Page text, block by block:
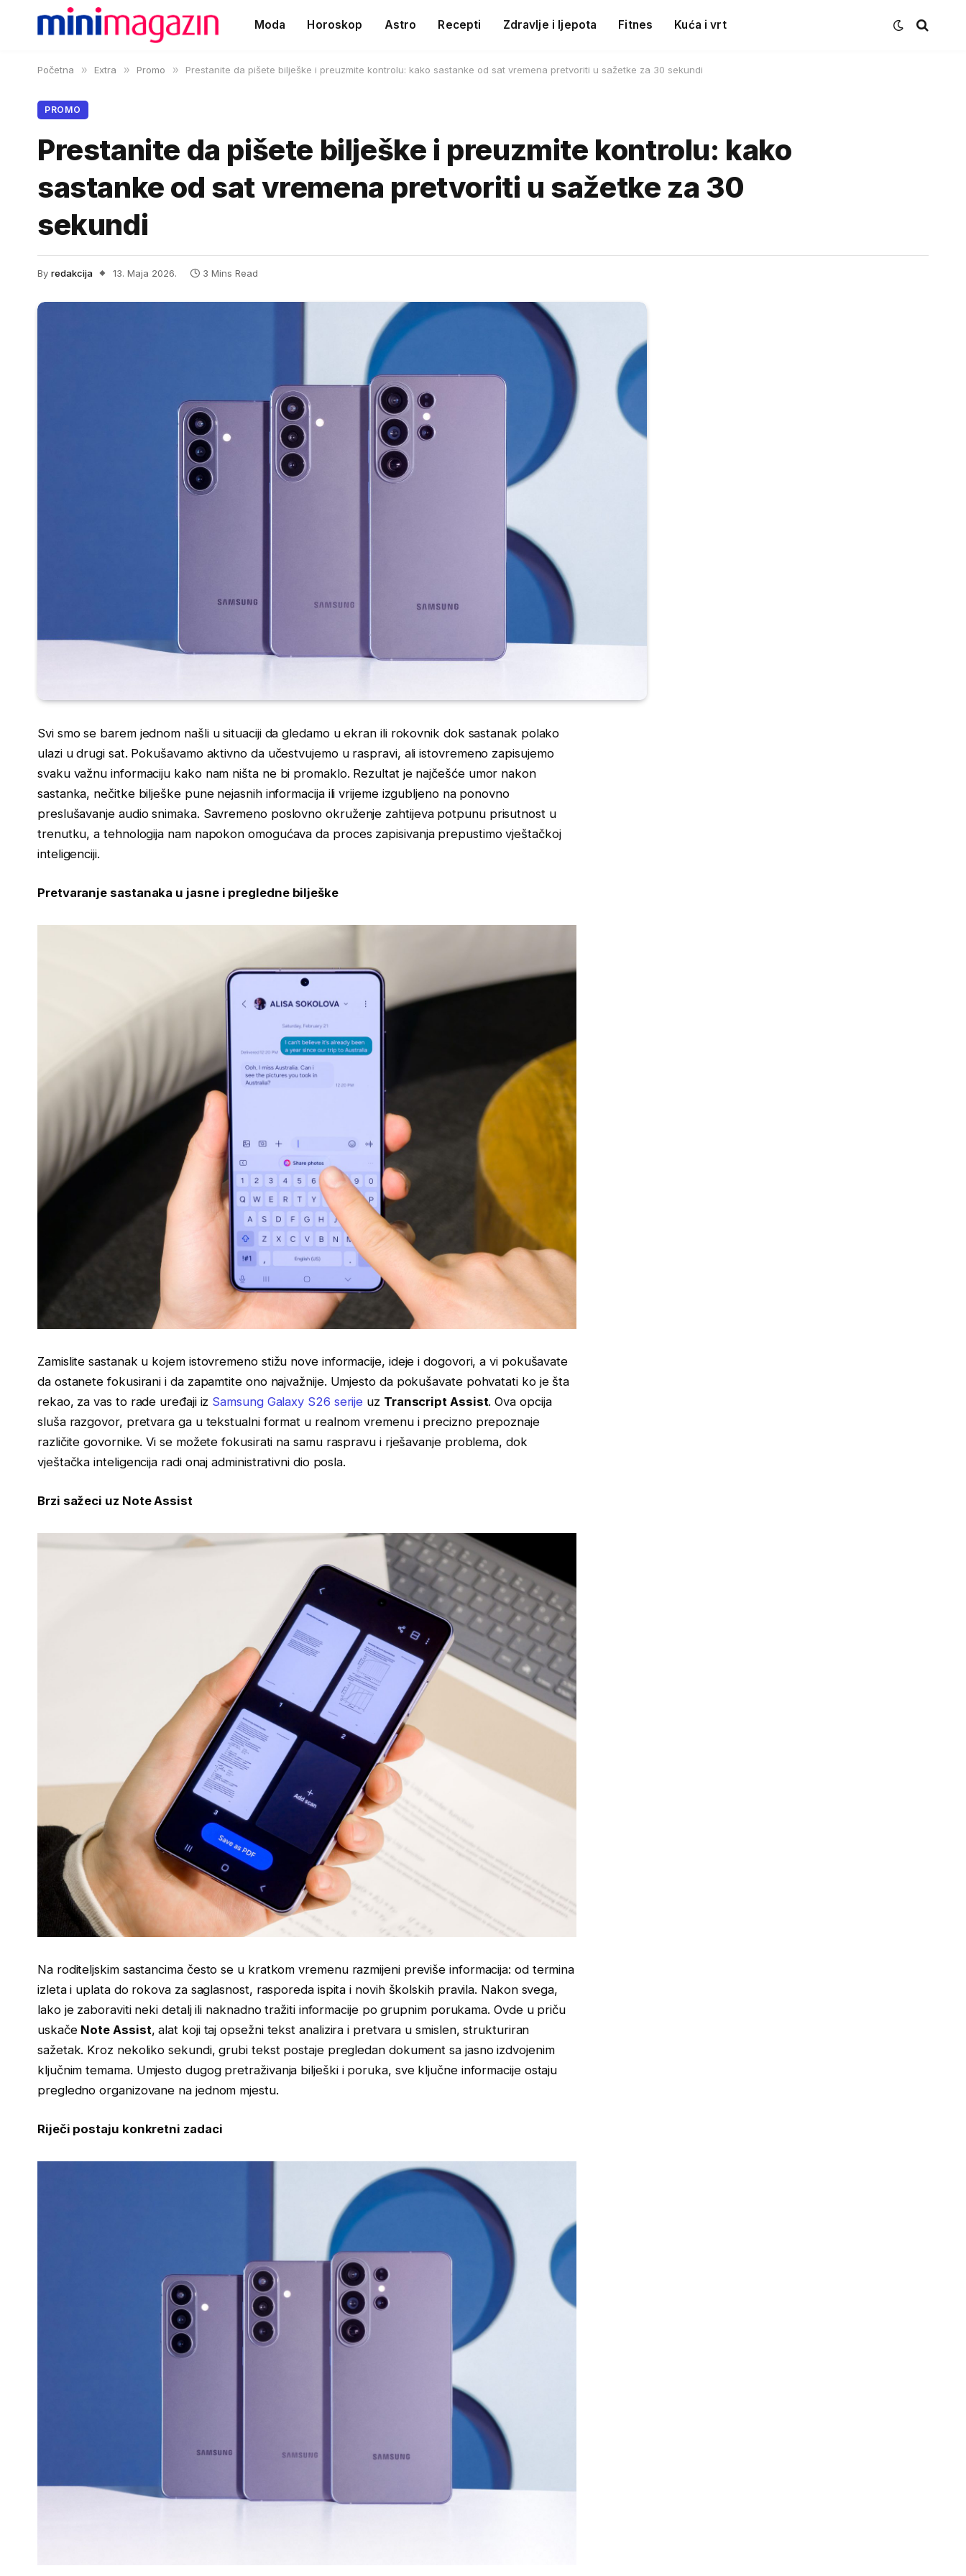
Moda Horoskop Astro Recepti Zdravlje i ljepota Fitnes Kuća i vrt
Početna » Extra » Promo » Prestanite da pišete bilješke i preuzmite kontrolu: kako sastanke od sat vremena pretvoriti u sažetke za 30 sekundi
PROMO
Prestanite da pišete bilješke i preuzmite kontrolu: kako
sastanke od sat vremena pretvoriti u sažetke za 30
sekundi
By redakcija 13. Maja 2026. 3 Mins Read
Svi smo se barem jednom našli u situaciji da gledamo u ekran ili rokovnik dok sastanak polako
ulazi u drugi sat. Pokušavamo aktivno da učestvujemo u raspravi, ali istovremeno zapisujemo
svaku važnu informaciju kako nam ništa ne bi promaklo. Rezultat je najčešće umor nakon
sastanka, nečitke bilješke pune nejasnih informacija ili vrijeme izgubljeno na ponovno
preslušavanje audio snimaka. Savremeno poslovno okruženje zahtijeva potpunu prisutnost u
trenutku, a tehnologija nam napokon omogućava da proces zapisivanja prepustimo vještačkoj
inteligenciji.
Pretvaranje sastanaka u jasne i pregledne bilješke
Zamislite sastanak u kojem istovremeno stižu nove informacije, ideje i dogovori, a vi pokušavate
da ostanete fokusirani i da zapamtite ono najvažnije. Umjesto da pokušavate pohvatati ko je šta
rekao, za vas to rade uređaji iz Samsung Galaxy S26 serije uz Transcript Assist. Ova opcija
sluša razgovor, pretvara ga u tekstualni format u realnom vremenu i precizno prepoznaje
različite govornike. Vi se možete fokusirati na samu raspravu i rješavanje problema, dok
vještačka inteligencija radi onaj administrativni dio posla.
Brzi sažeci uz Note Assist
Na roditeljskim sastancima često se u kratkom vremenu razmijeni previše informacija: od termina
izleta i uplata do rokova za saglasnost, rasporeda ispita i novih školskih pravila. Nakon svega,
lako je zaboraviti neki detalj ili naknadno tražiti informacije po grupnim porukama. Ovde u priču
uskače Note Assist, alat koji taj opsežni tekst analizira i pretvara u smislen, strukturiran
sažetak. Kroz nekoliko sekundi, grubi tekst postaje pregledan dokument sa jasno izdvojenim
ključnim temama. Umjesto dugog pretraživanja bilješki i poruka, sve ključne informacije ostaju
pregledno organizovane na jednom mjestu.
Riječi postaju konkretni zadaci